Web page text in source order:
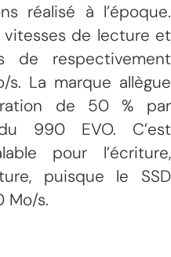
réalisé à l’époque.
vitesses de lecture et
de respectivement
La marque allègue
de 50 % par
990 EVO. C’est
pour l’écriture,
puisque le SSD
Mo/s.